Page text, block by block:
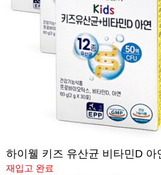
하이웰 키즈 유산균 비타민D 아
재입고 완료